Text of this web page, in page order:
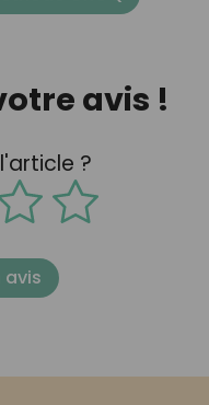
avis !
?
avis